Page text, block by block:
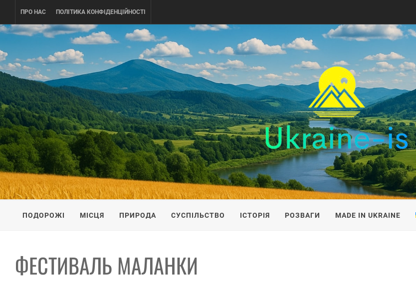
content
ПРО НАС ПОЛІТИКА КОНФІДЕНЦІЙНОСТІ
UKRAINE-IS
ПОДОРОЖI ПО УКРАЇНІ
ПОДОРОЖІ МІСЦЯ ПРИРОДА СУСПІЛЬСТВО ІСТОРІЯ РОЗВАГИ MADE IN UKRAINE
ФЕСТИВАЛЬ МАЛАНКИ